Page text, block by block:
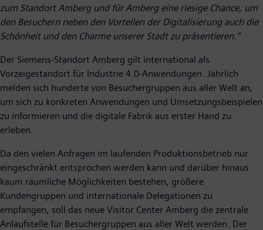
zum Standort Amberg und für Amberg eine riesige Chance, um
den Besuchern neben den Vorteilen der Digitalisierung auch die
Schönheit und den Charme unserer Stadt zu präsentieren.“
Der Siemens-Standort Amberg gilt international als
Vorzeigestandort für Industrie 4.0-Anwendungen. Jährlich
melden sich hunderte von Besuchergruppen aus aller Welt an,
um sich zu konkreten Anwendungen und Umsetzungsbeispielen
zu informieren und die digitale Fabrik aus erster Hand zu
erleben.
Da den vielen Anfragen im laufenden Produktionsbetrieb nur
eingeschränkt entsprochen werden kann und darüber hinaus
kaum räumliche Möglichkeiten bestehen, größere
Kundengruppen und internationale Delegationen zu
empfangen, soll das neue Visitor Center Amberg die zentrale
Anlaufstelle für Besuchergruppen aus aller Welt werden. Der